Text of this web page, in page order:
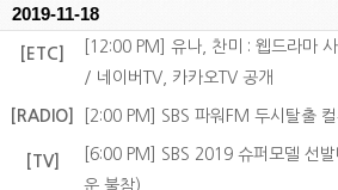
2019-11-18
[ETC]
[12:00 PM] 유나, 찬미 : 웹드라마
/ 네이버TV, 카카오TV 공개
[RADIO] [2:00 PM] SBS 파워FM 두시탈출
[TV]
[6:00 PM] SBS 2019 슈퍼모델 선
운 불참)